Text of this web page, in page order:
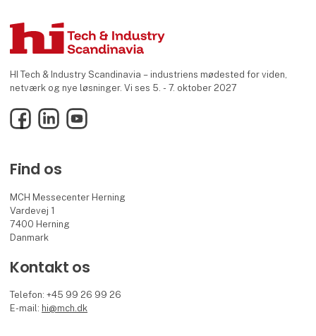
HI Tech & Industry Scandinavia – industriens mødested for viden,
netværk og nye løsninger. Vi ses 5. - 7. oktober 2027
FacebookLinkedInYouTube
Find os
MCH Messecenter Herning
Vardevej 1
7400 Herning
Danmark
Kontakt os
Telefon: +45 99 26 99 26
E-mail: hi@mch.dk